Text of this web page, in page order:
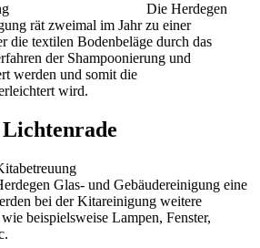
Die Herdegen
rät zweimal im Jahr zu einer
die textilen Bodenbeläge durch das
der Shampoonierung und
werden und somit die
wird.
Glas- und Gebäudereinigung eine
bei der Kitareinigung weitere
beispielsweise Lampen, Fenster,